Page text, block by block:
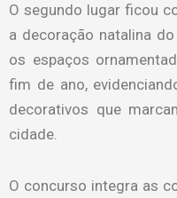
O segundo lugar ficou
a decoração natalina
os espaços
fim de ano,
decorativos que
cidade.
O concurso integra as